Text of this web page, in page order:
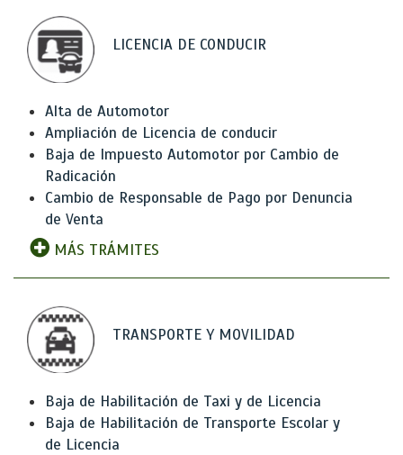
LICENCIA DE CONDUCIR
Alta de Automotor
Ampliación de Licencia de conducir
Baja de Impuesto Automotor por Cambio de
Radicación
Cambio de Responsable de Pago por Denuncia
de Venta
MÁS TRÁMITES
TRANSPORTE Y MOVILIDAD
Baja de Habilitación de Taxi y de Licencia
Baja de Habilitación de Transporte Escolar y
de Licencia